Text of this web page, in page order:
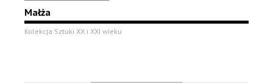
Małża
Kolekcja Sztuki XX i XXI wieku